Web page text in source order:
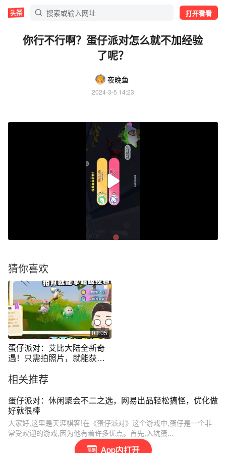
打开看看
App内打开
你行不行啊？蛋仔派对怎么就不加经验
了呢？
夜晚鱼
2024-3-5 14:23
猜你喜欢
03:05
蛋仔派对：艾比大陆全新奇
遇！只需拍照片，就能获得
相关推荐
蛋仔派对：休闲聚会不二之选，网易出品轻松搞怪，优化做
好就很棒
大家好,这里是天涯棋客!在《蛋仔派对》这个游戏中,蛋仔是一个非
常受欢迎的游戏,因为他有着许多优点。首先,入坑蛋...